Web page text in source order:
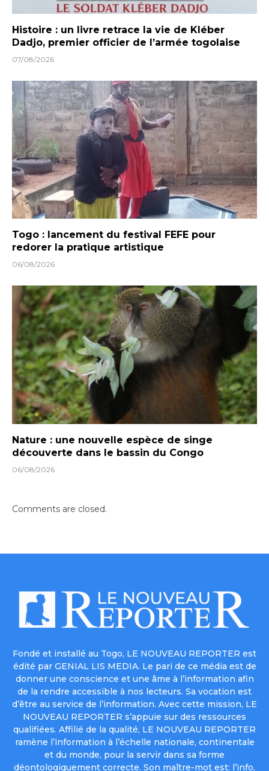
Histoire : un livre retrace la vie de Kléber
Dadjo, premier officier de l’armée togolaise
07/08/2026
Togo : lancement du festival FEFE pour
redorer la pratique artistique
06/08/2026
Nature : une nouvelle espèce de singe
découverte dans le bassin du Congo
06/08/2026
Comments are closed.
Fondé et installé au Togo, LE NOUVEAU REPORTER est
édité par GENIAL LIS MEDIA. Le pari de ce média est de
donner une conscience et une âme à l’information afin
de la rendre accessible à nos lecteurs. Sa vocation est
d’être au service de l’information. Avec cette mission, LE
NOUVEAU REPORTER s’appuie sur des ressources
qualifiées. Affilié de la qualité, LE NOUVEAU REPORTER
ramène l’information à l’échelle nationale, continentale
et du monde, pour la servir dans sa forme
déontologiquement correcte. Son maître-mot est: l’info,